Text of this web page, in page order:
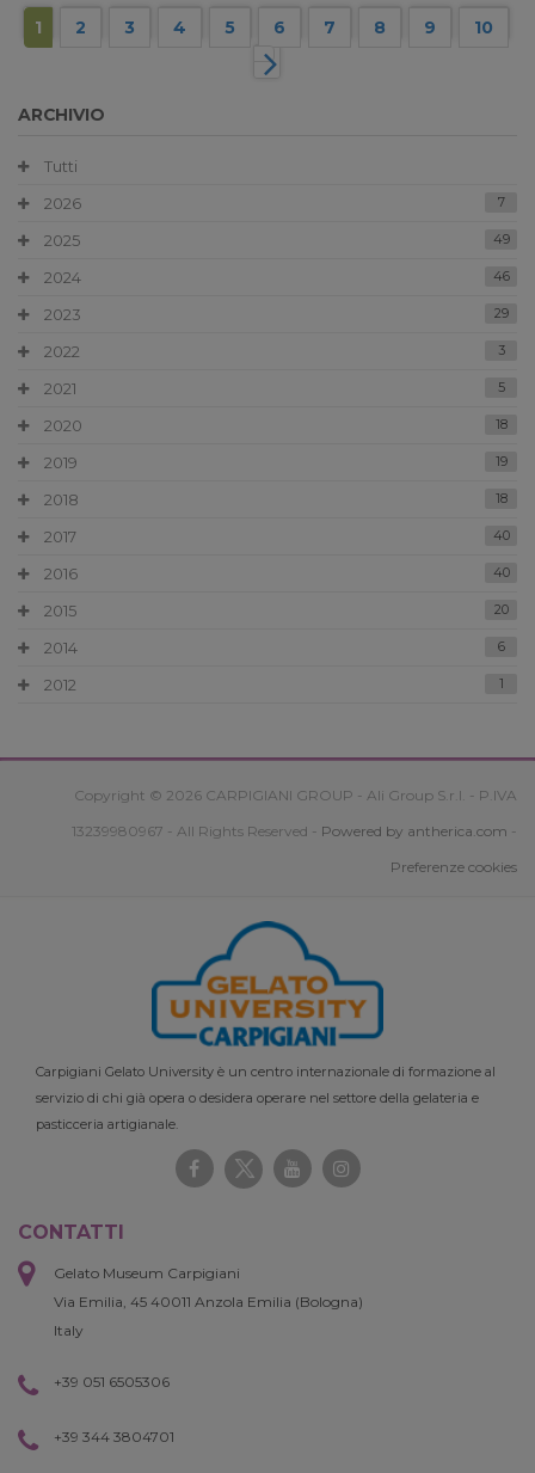
1 2 3 4 5 6 7 8 9 10
ARCHIVIO
Tutti
2026
7
2025 49
2024 46
2023 29
2022 3
2021 5
2020 18
2019 19
2018 18
2017 40
2016 40
2015 20
2014 6
2012 1
Copyright © 2026 CARPIGIANI GROUP - Ali Group S.r.l. - P.IVA
13239980967 - All Rights Reserved - Powered by antherica.com -
Preferenze cookies
Carpigiani Gelato University è un centro internazionale di formazione al
servizio di chi già opera o desidera operare nel settore della gelateria e
pasticceria artigianale.
CONTATTI
Gelato Museum Carpigiani
Via Emilia, 45 40011 Anzola Emilia (Bologna)
Italy
+39 051 6505306
+39 344 3804701